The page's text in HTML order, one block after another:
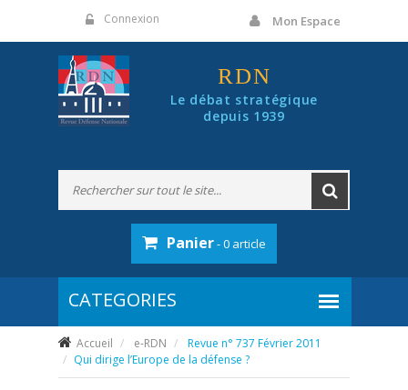
Connexion Mon Espace
RDN
Le débat stratégique
depuis 1939
Panier- 0 article
Accueil e-RDN
Revue n° 737 Février 2011
Qui dirige l’Europe de la défense ?